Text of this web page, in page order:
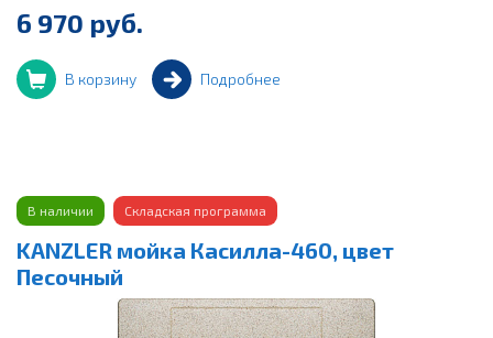
6 970 руб.
В корзину Подробнее
В наличии Складская программа
KANZLER мойка Касилла-460, цвет
Песочный